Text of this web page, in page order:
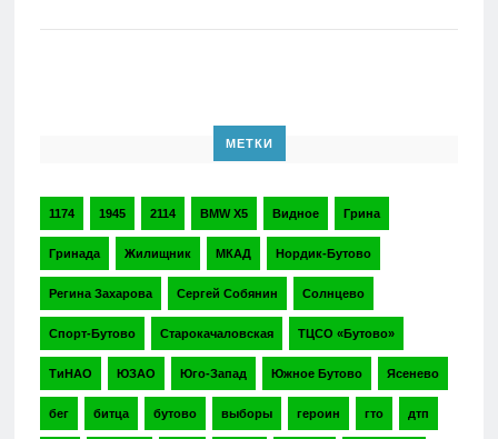
МЕТКИ
1174 1945 2114 BMW X5 Видное Грина
Гринада Жилищник МКАД Нордик-Бутово
Регина Захарова Сергей Собянин Солнцево
Спорт-Бутово Старокачаловская ТЦСО «Бутово»
ТиНАО ЮЗАО Юго-Запад Южное Бутово Ясенево
бег битца бутово выборы героин гто дтп